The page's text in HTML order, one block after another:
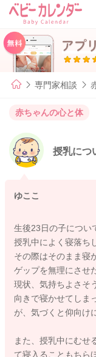
専門家相談
赤ちゃんの心と体
授乳につ
ゆここ
生後23日の子につい
授乳中によく寝落ち
その際はそのまま寝
ゲップを無理にさせ
現状、気持ちよさそ
向きで寝かせてしま
が、気づくと仰向け
また、授乳中にむせ
て寝入ることもちら